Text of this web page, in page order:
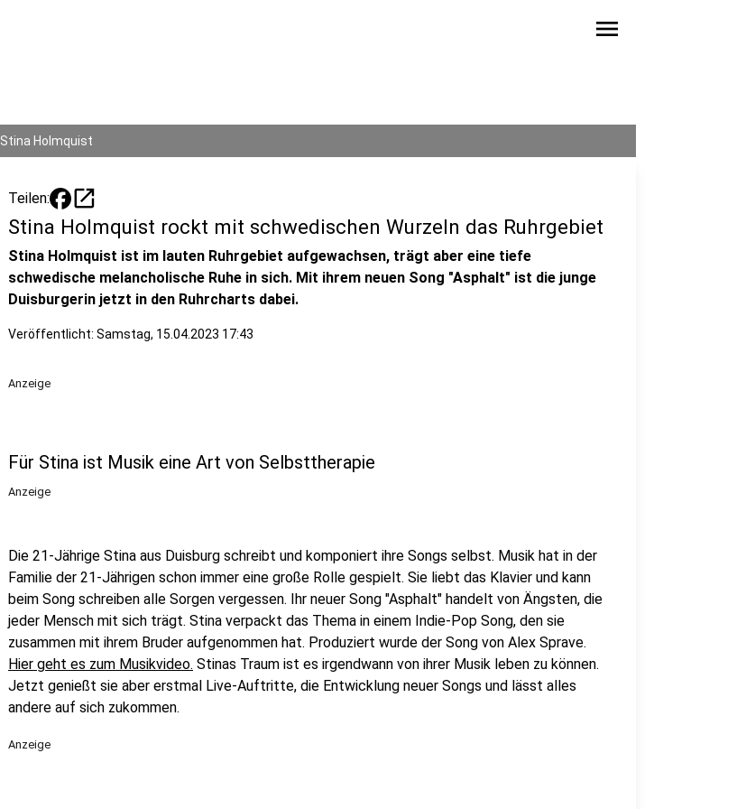
menu
Stina Holmquist
Teilen: open_in_new
Stina Holmquist rockt mit schwedischen Wurzeln das Ruhrgebiet
Stina Holmquist ist im lauten Ruhrgebiet aufgewachsen, trägt aber eine tiefe
schwedische melancholische Ruhe in sich. Mit ihrem neuen Song "Asphalt" ist die junge
Duisburgerin jetzt in den Ruhrcharts dabei.
Veröffentlicht: Samstag, 15.04.2023 17:43
Anzeige
Für Stina ist Musik eine Art von Selbsttherapie
Anzeige
Die 21-Jährige Stina aus Duisburg schreibt und komponiert ihre Songs selbst. Musik hat in der
Familie der 21-Jährigen schon immer eine große Rolle gespielt. Sie liebt das Klavier und kann
beim Song schreiben alle Sorgen vergessen. Ihr neuer Song "Asphalt" handelt von Ängsten, die
jeder Mensch mit sich trägt. Stina verpackt das Thema in einem Indie-Pop Song, den sie
zusammen mit ihrem Bruder aufgenommen hat. Produziert wurde der Song von Alex Sprave.
Hier geht es zum Musikvideo. Stinas Traum ist es irgendwann von ihrer Musik leben zu können.
Jetzt genießt sie aber erstmal Live-Auftritte, die Entwicklung neuer Songs und lässt alles
andere auf sich zukommen.
Anzeige